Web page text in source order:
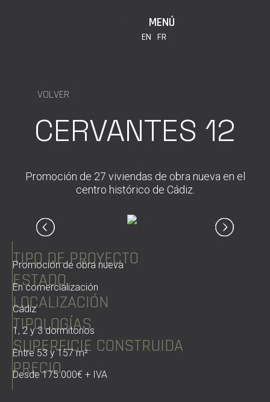
MENÚ
EN FR
VOLVER
CERVANTES 12
Promoción de 27 viviendas de obra nueva en el
centro histórico de Cádiz.
TIPO DE PROYECTO
Promoción de obra nueva
ESTADO
En comercialización
LOCALIZACIÓN
Cádiz
TIPOLOGÍAS
1, 2 y 3 dormitorios
SUPERFICIE CONSTRUIDA
Entre 53 y 157 m²
PRECIO
Desde 175.000€ + IVA